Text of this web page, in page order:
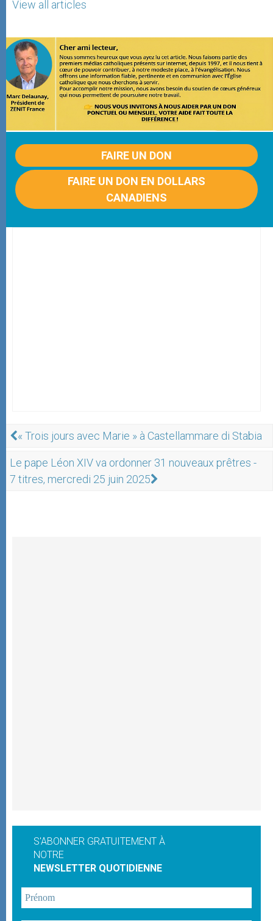
View all articles
FAIRE UN DON
FAIRE UN DON EN DOLLARS
CANADIENS
« Trois jours avec Marie » à Castellammare di Stabia
Le pape Léon XIV va ordonner 31 nouveaux prêtres -
7 titres, mercredi 25 juin 2025
S'ABONNER GRATUITEMENT À
NOTRE
NEWSLETTER QUOTIDIENNE